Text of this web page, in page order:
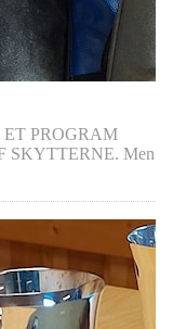
PROGRAM
SKYTTERNE. Men